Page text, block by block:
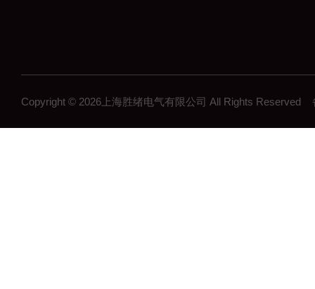
Copyright © 2026上海胜绪电气有限公司 All Rights Reserved